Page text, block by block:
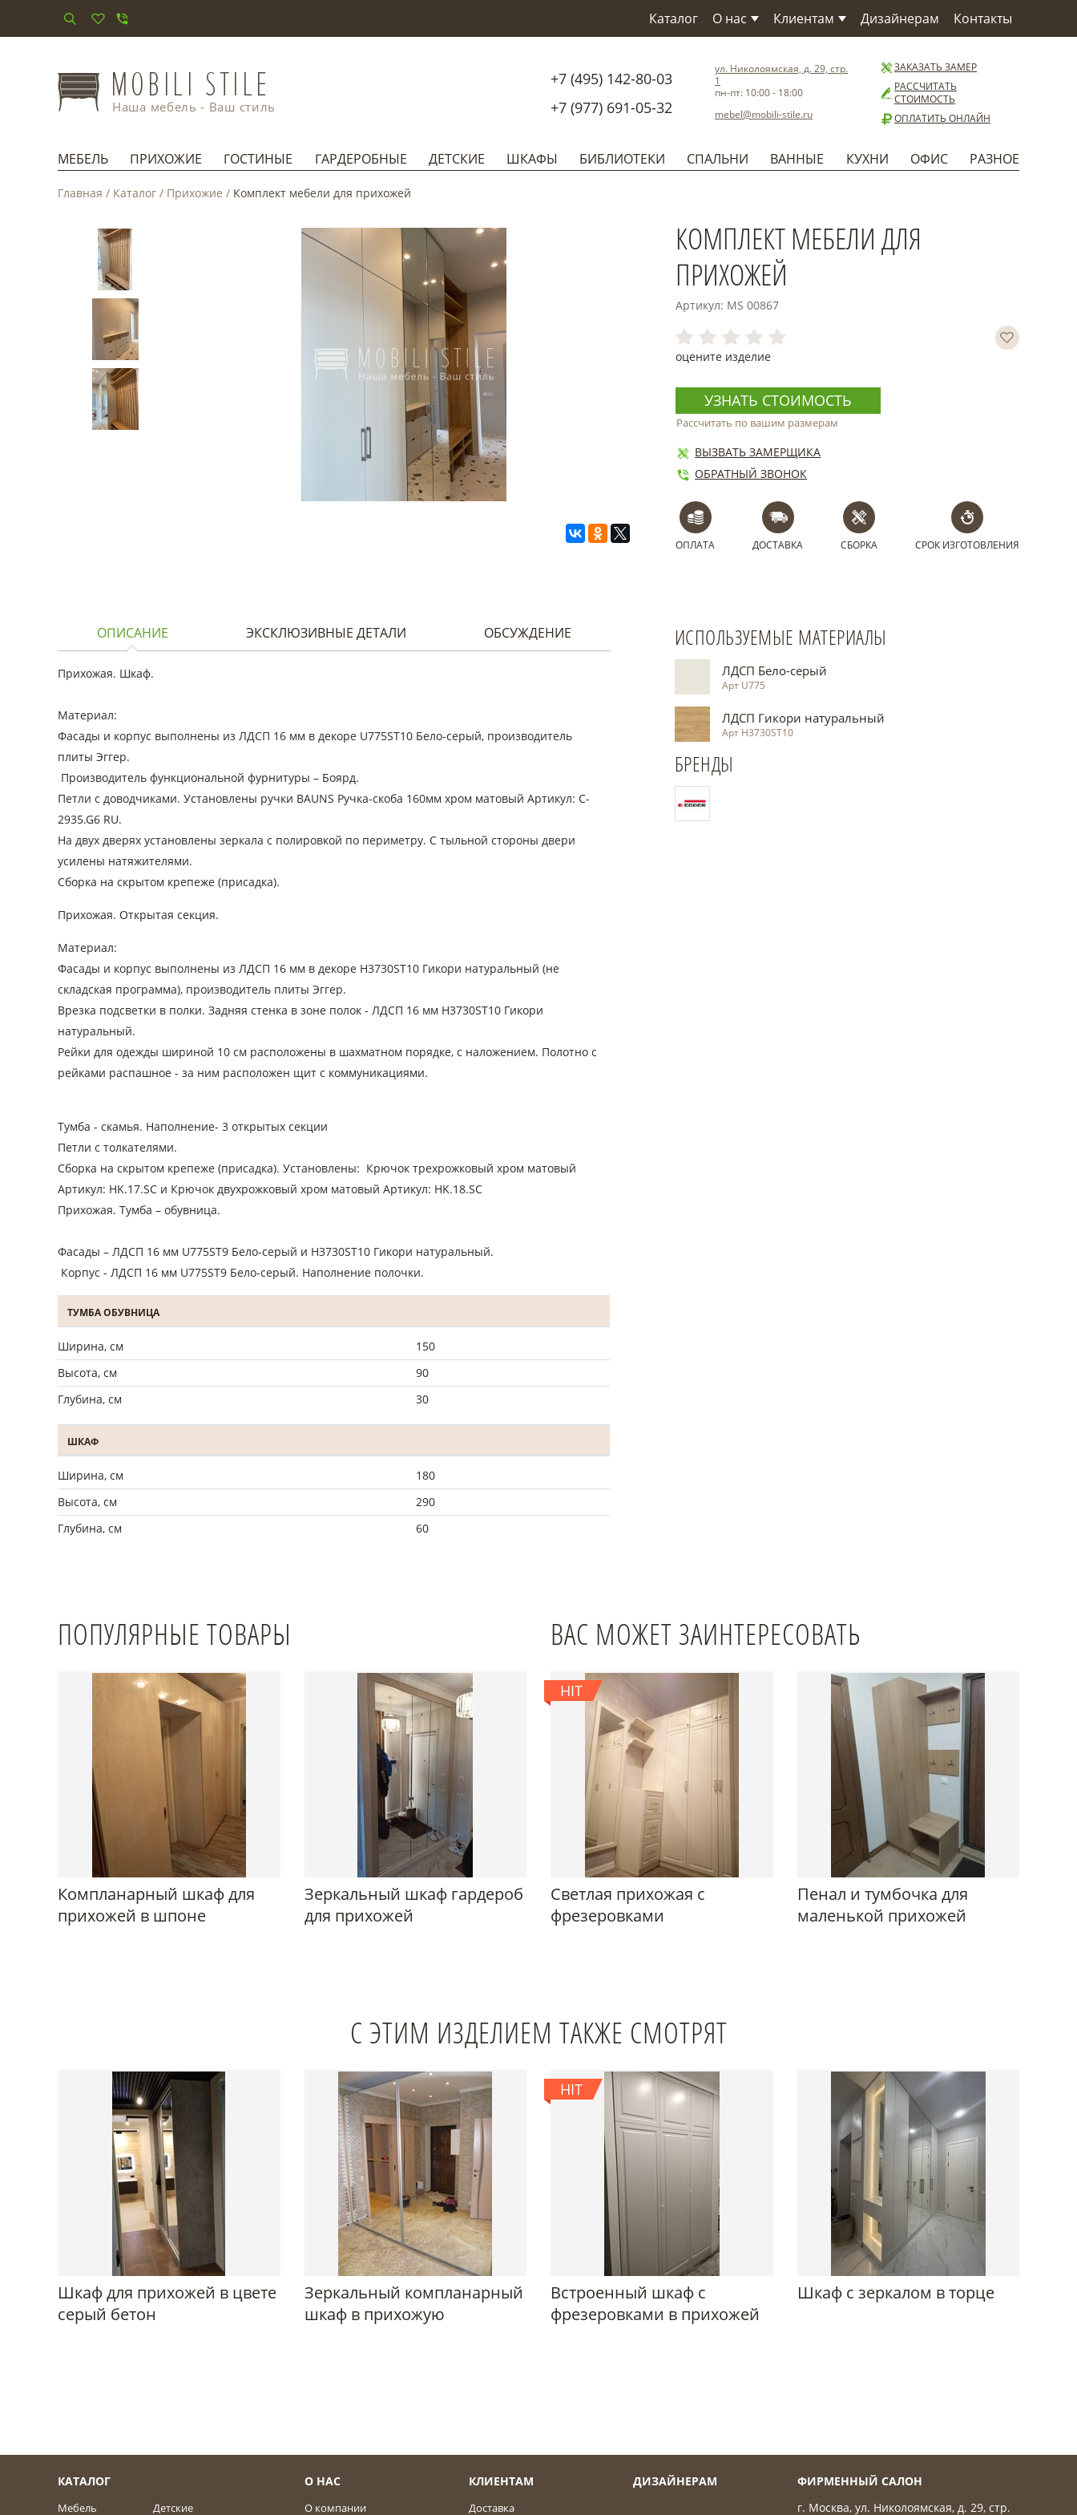
Каталог О нас
Материалы
Бренды
Статьи
Клиентам
Способы оплаты
Установка
Польза
Дизайнерам Контакты
Наша мебель - Ваш стиль
+7 (495) 142-80-03
+7 (977) 691-05-32
ул. Николоямская, д. 29, стр.
1
пн-пт: 10:00 - 18:00
mebel@mobili-stile.ru
ЗАКАЗАТЬ ЗАМЕР
РАССЧИТАТЬ
СТОИМОСТЬ
ОПЛАТИТЬ ОНЛАЙН
МЕБЕЛЬ ПРИХОЖИЕ ГОСТИНЫЕ ГАРДЕРОБНЫЕ ДЕТСКИЕ ШКАФЫ БИБЛИОТЕКИ СПАЛЬНИ ВАННЫЕ КУХНИ ОФИС РАЗНОЕ
Главная / Каталог / Прихожие / Комплект мебели для прихожей
КОМПЛЕКТ МЕБЕЛИ ДЛЯ
ПРИХОЖЕЙ
Артикул: MS 00867
оцените изделие
УЗНАТЬ СТОИМОСТЬ
Рассчитать по вашим размерам
ВЫЗВАТЬ ЗАМЕРЩИКА
ОБРАТНЫЙ ЗВОНОК
ОПЛАТА ДОСТАВКА СБОРКА СРОК ИЗГОТОВЛЕНИЯ
ОПИСАНИЕ ЭКСКЛЮЗИВНЫЕ ДЕТАЛИ ОБСУЖДЕНИЕ
Прихожая. Шкаф.
Материал:
Фасады и корпус выполнены из ЛДСП 16 мм в декоре U775ST10 Бело-серый, производитель
плиты Эггер.
Производитель функциональной фурнитуры – Боярд.
Петли с доводчиками. Установлены ручки BAUNS Ручка-скоба 160мм хром матовый Артикул: C-
2935.G6 RU.
На двух дверях установлены зеркала с полировкой по периметру. С тыльной стороны двери
усилены натяжителями.
Сборка на скрытом крепеже (присадка).
Прихожая. Открытая секция.
Материал:
Фасады и корпус выполнены из ЛДСП 16 мм в декоре H3730ST10 Гикори натуральный (не
складская программа), производитель плиты Эггер.
Врезка подсветки в полки. Задняя стенка в зоне полок - ЛДСП 16 мм H3730ST10 Гикори
натуральный.
Рейки для одежды шириной 10 см расположены в шахматном порядке, с наложением. Полотно с
рейками распашное - за ним расположен щит с коммуникациями.
Тумба - скамья. Наполнение- 3 открытых секции
Петли с толкателями.
Сборка на скрытом крепеже (присадка). Установлены: Крючок трехрожковый хром матовый
Артикул: HK.17.SC и Крючок двухрожковый хром матовый Артикул: HK.18.SC
Прихожая. Тумба – обувница.
Фасады – ЛДСП 16 мм U775ST9 Бело-серый и H3730ST10 Гикори натуральный.
Корпус - ЛДСП 16 мм U775ST9 Бело-серый. Наполнение полочки.
ТУМБА ОБУВНИЦА
Ширина, см
150
Высота, см
90
Глубина, см
30
ШКАФ
Ширина, см
180
Высота, см
290
Глубина, см
60
ИСПОЛЬЗУЕМЫЕ МАТЕРИАЛЫ
ЛДСП Бело-серый
Арт U775
ЛДСП Гикори натуральный
Арт H3730ST10
БРЕНДЫ
ПОПУЛЯРНЫЕ ТОВАРЫ
Компланарный шкаф для
прихожей в шпоне
Зеркальный шкаф гардероб
для прихожей
ВАС МОЖЕТ ЗАИНТЕРЕСОВАТЬ
Светлая прихожая с
фрезеровками
HIT
Пенал и тумбочка для
маленькой прихожей
С ЭТИМ ИЗДЕЛИЕМ ТАКЖЕ СМОТРЯТ
Шкаф для прихожей в цвете
серый бетон
Зеркальный компланарный
шкаф в прихожую
Встроенный шкаф с
фрезеровками в прихожей
HIT
Шкаф с зеркалом в торце
КАТАЛОГ
Мебель Детские
О НАС
О компании
КЛИЕНТАМ
Доставка
ДИЗАЙНЕРАМ
ФИРМЕННЫЙ САЛОН
г. Москва, ул. Николоямская, д. 29, стр.